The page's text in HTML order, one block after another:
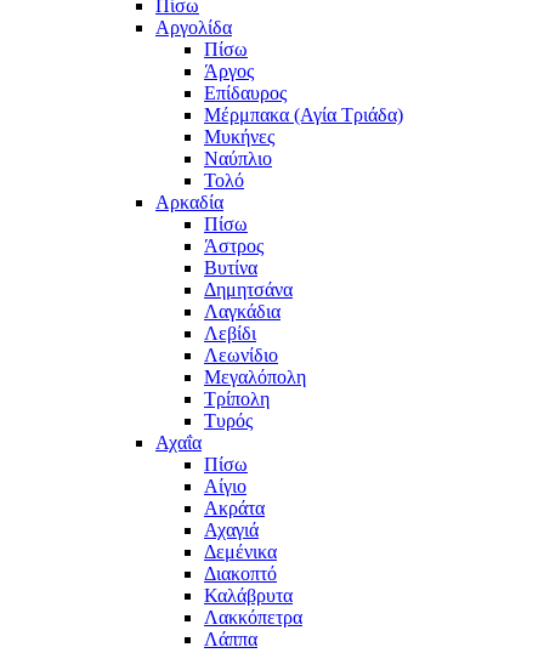
Πίσω
Αργολίδα
Πίσω
Άργος
Επίδαυρος
Μέρμπακα (Αγία Τριάδα)
Μυκήνες
Ναύπλιο
Τολό
Αρκαδία
Πίσω
Άστρος
Βυτίνα
Δημητσάνα
Λαγκάδια
Λεβίδι
Λεωνίδιο
Μεγαλόπολη
Τρίπολη
Τυρός
Αχαΐα
Πίσω
Αίγιο
Ακράτα
Αχαγιά
Δεμένικα
Διακοπτό
Καλάβρυτα
Λακκόπετρα
Λάππα